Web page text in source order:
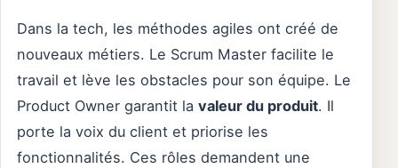
Dans la tech, les méthodes agiles ont créé de
nouveaux métiers. Le Scrum Master facilite le
travail et lève les obstacles pour son équipe. Le
Product Owner garantit la valeur du produit. Il
porte la voix du client et priorise les
fonctionnalités. Ces rôles demandent une